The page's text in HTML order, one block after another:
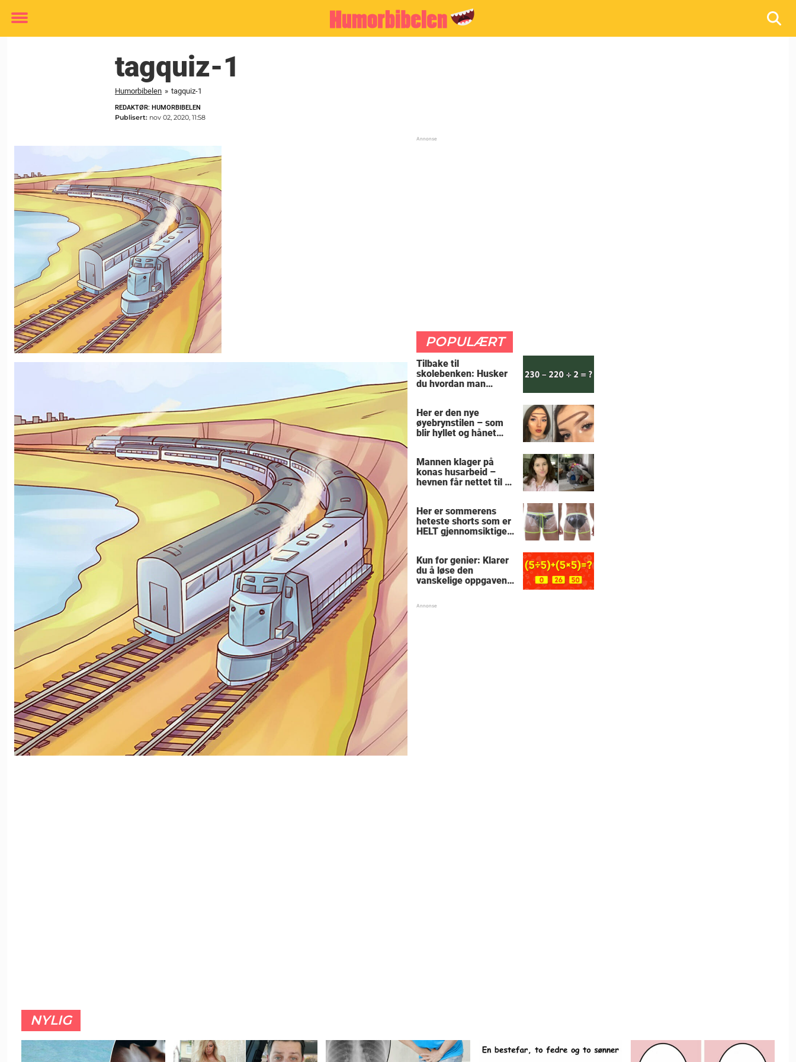
Toggle
tagquiz-1
Humorbibelen » tagquiz-1
REDAKTØR: HUMORBIBELEN
Publisert: nov 02, 2020, 11:58
POPULÆRT
Tilbake til
skolebenken: Husker
du hvordan man
Her er den nye
øyebrynstilen – som
blir hyllet og hånet
Mannen klager på
konas husarbeid –
hevnen får nettet til å
Her er sommerens
heteste shorts som er
HELT gjennomsiktige
Kun for genier: Klarer
du å løse den
vanskelige oppgaven
NYLIG